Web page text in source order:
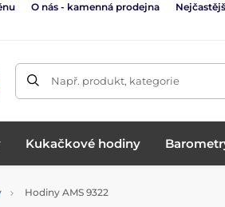
O nás - kamenná prodejna
Např. produkt, kategorie
Kukačkové hodiny
Hodiny AMS 9322